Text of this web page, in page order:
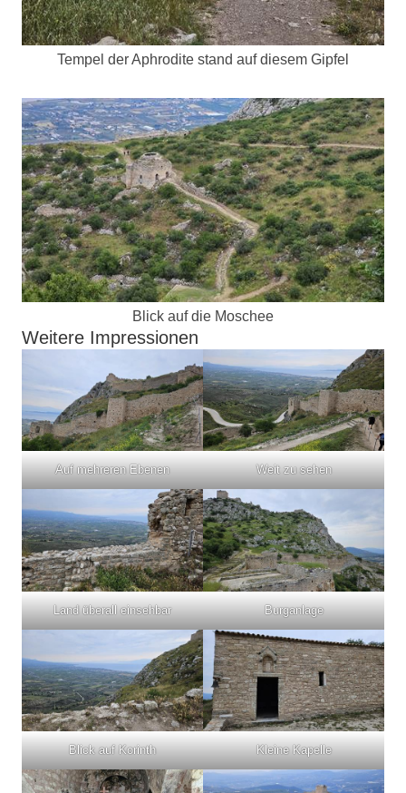
Tempel der Aphrodite stand auf diesem Gipfel
Blick auf die Moschee
Weitere Impressionen
Auf mehreren Ebenen Weit zu sehen
Land überall einsehbar Burganlage
Blick auf Korinth Kleine Kapelle